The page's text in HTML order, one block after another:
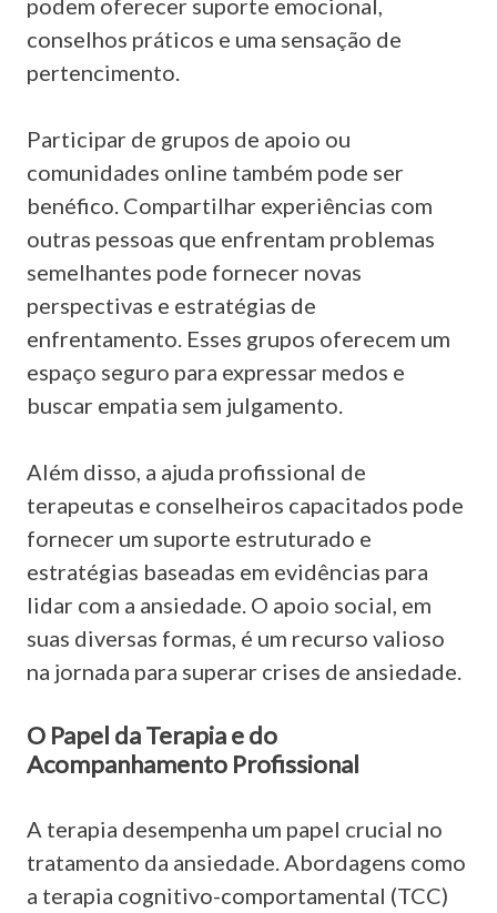
conselhos práticos e uma sensação de
pertencimento.
Participar de grupos de apoio ou
comunidades online também pode ser
benéfico. Compartilhar experiências com
outras pessoas que enfrentam problemas
semelhantes pode fornecer novas
perspectivas e estratégias de
enfrentamento. Esses grupos oferecem um
espaço seguro para expressar medos e
buscar empatia sem julgamento.
Além disso, a ajuda profissional de
terapeutas e conselheiros capacitados pode
fornecer um suporte estruturado e
estratégias baseadas em evidências para
lidar com a ansiedade. O apoio social, em
suas diversas formas, é um recurso valioso
na jornada para superar crises de ansiedade.
O Papel da Terapia e do
Acompanhamento Profissional
A terapia desempenha um papel crucial no
tratamento da ansiedade. Abordagens como
a terapia cognitivo-comportamental (TCC)